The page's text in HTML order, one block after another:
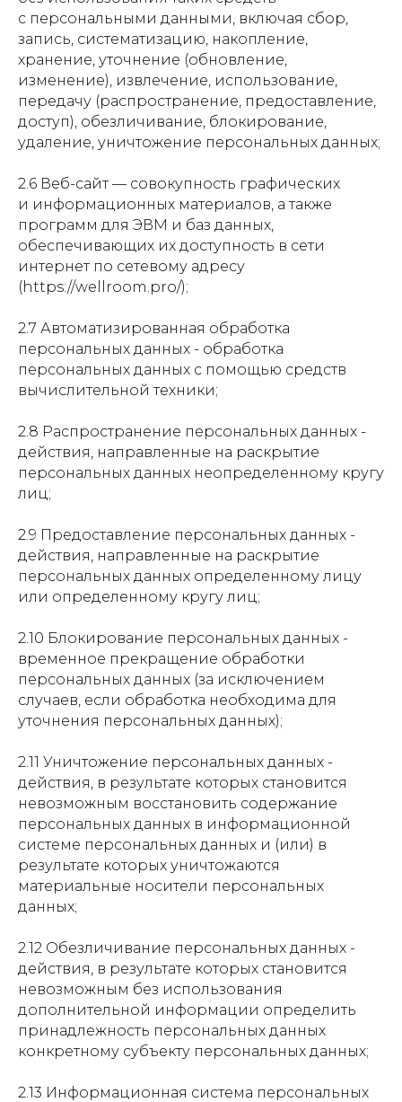
с персональными данными, включая сбор,
запись, систематизацию, накопление,
хранение, уточнение (обновление,
изменение), извлечение, использование,
передачу (распространение, предоставление,
доступ), обезличивание, блокирование,
удаление, уничтожение персональных данных;
2.6 Веб-сайт — совокупность графических
и информационных материалов, а также
программ для ЭВМ и баз данных,
обеспечивающих их доступность в сети
интернет по сетевому адресу
(https://wellroom.pro/);
2.7 Автоматизированная обработка
персональных данных - обработка
персональных данных с помощью средств
вычислительной техники;
2.8 Распространение персональных данных -
действия, направленные на раскрытие
персональных данных неопределенному кругу
лиц;
2.9 Предоставление персональных данных -
действия, направленные на раскрытие
персональных данных определенному лицу
или определенному кругу лиц;
2.10 Блокирование персональных данных -
временное прекращение обработки
персональных данных (за исключением
случаев, если обработка необходима для
уточнения персональных данных);
2.11 Уничтожение персональных данных -
действия, в результате которых становится
невозможным восстановить содержание
персональных данных в информационной
системе персональных данных и (или) в
результате которых уничтожаются
материальные носители персональных
данных;
2.12 Обезличивание персональных данных -
действия, в результате которых становится
невозможным без использования
дополнительной информации определить
принадлежность персональных данных
конкретному субъекту персональных данных;
2.13 Информационная система персональных